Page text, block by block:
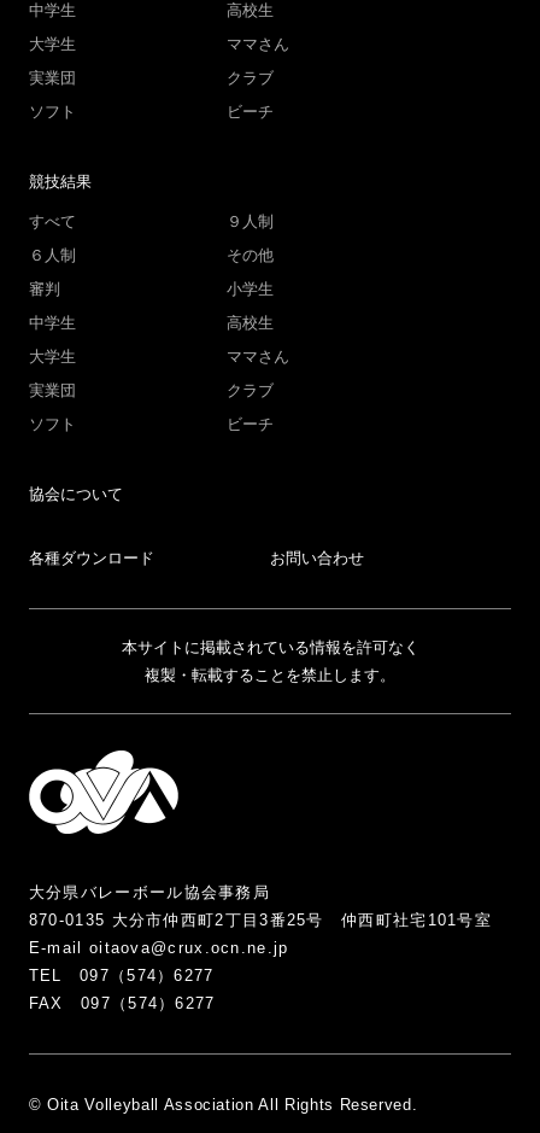
中学生
高校生
大学生
ママさん
実業団
クラブ
ソフト
ビーチ
競技結果
すべて
９人制
６人制
その他
審判
小学生
中学生
高校生
大学生
ママさん
実業団
クラブ
ソフト
ビーチ
協会について
各種ダウンロード お問い合わせ
本サイトに掲載されている情報を許可なく
複製・転載することを禁止します。
大分県バレーボール協会事務局
870-0135 大分市仲西町2丁目3番25号 仲西町社宅101号室
E-mail oitaova@crux.ocn.ne.jp
TEL 097（574）6277
FAX 097（574）6277
© Oita Volleyball Association All Rights Reserved.